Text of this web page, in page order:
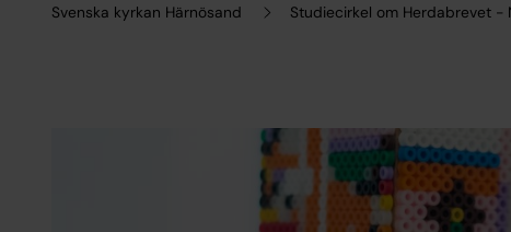
Svenska kyrkan Härnösand Studiecirkel om Herdabrevet -